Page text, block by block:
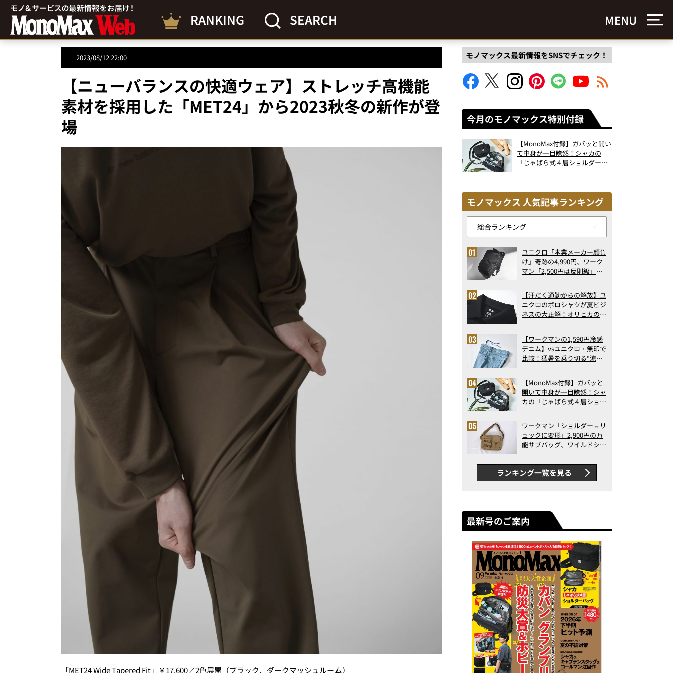
RANKING SEARCH MENU
2023/08/12 22:00
【ニューバランスの快適ウェア】ストレッチ高機能
素材を採用した「MET24」から2023秋冬の新作が登
場
「MET24 Wide Tapered Fit」￥17,600／2色展開（ブラック、ダークマッシュルーム）
モノマックス最新情報をSNSでチェック！
今月のモノマックス特別付録
【MonoMax付録】ガバッと開い
て中身が一目瞭然！シャカの
「じゃばら式４層ショルダーバ
モノマックス 人気記事ランキング
ユニクロ「本業メーカー顔負
け」奇跡の4,990円、ワーク
マン「2,500円は反則級」凄
ト3】（2026年6月版）
【汗だく通勤からの解放】ユ
ニクロのポロシャツが夏ビジ
ネスの大正解！オリヒカの透
アの実力
【ワークマンの1,590円冷感
デニム】vsユニクロ・無印で
比較！猛暑を乗り切る“涼感
で決定版
【MonoMax付録】ガバッと
開いて中身が一目瞭然！シャ
カの「じゃばら式４層ショル
った！
ワークマン「ショルダー⇔リ
ュックに変形」2,900円の万
能サブバッグ、ワイルドシン
録…ほか【休日バッグの人気
記事ランキングベスト3】
（2026年6月版）
ランキング一覧を見る
最新号のご案内